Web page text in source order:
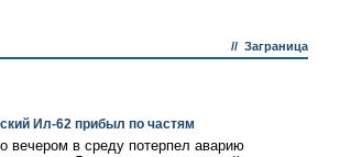
// Заграница
Ил-62 прибыл по частям
вечером в среду потерпел аварию